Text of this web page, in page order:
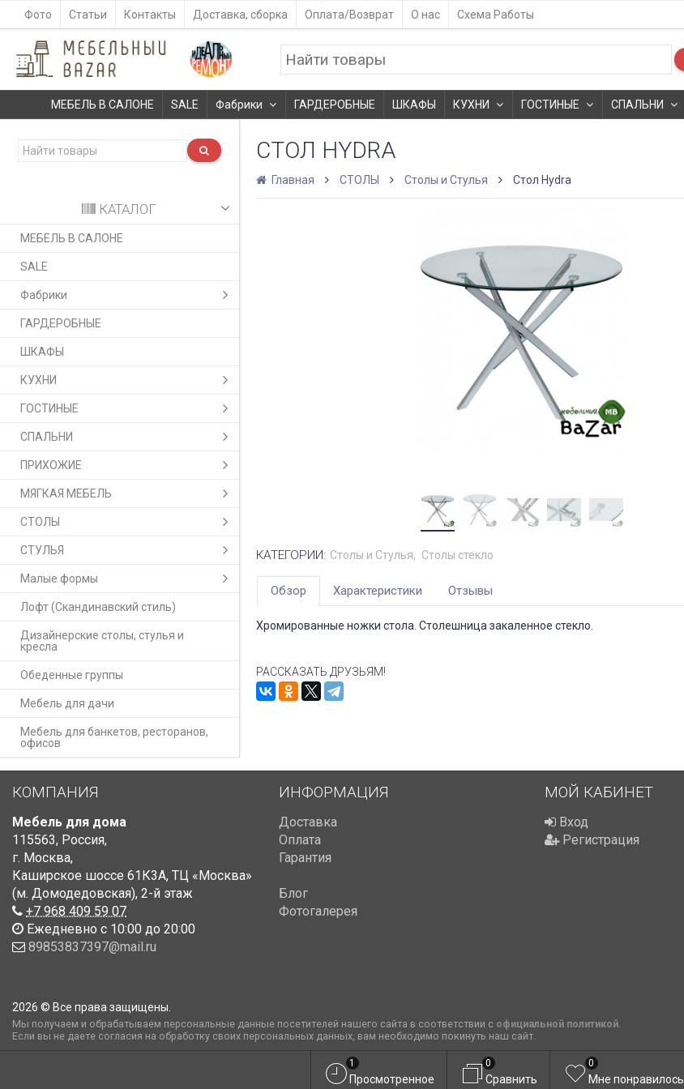
Фото Статьи Контакты Доставка, сборка Оплата/Возврат О нас Схема Работы
МЕБЕЛЬ В САЛОНЕ SALE Фабрики ГАРДЕРОБНЫЕ ШКАФЫ КУХНИ ГОСТИНЫЕ СПАЛЬНИ
КАТАЛОГ
МЕБЕЛЬ В САЛОНЕ
SALE
Фабрики
ГАРДЕРОБНЫЕ
ШКАФЫ
КУХНИ
ГОСТИНЫЕ
СПАЛЬНИ
ПРИХОЖИЕ
МЯГКАЯ МЕБЕЛЬ
СТОЛЫ
СТУЛЬЯ
Малые формы
Лофт (Скандинавский стиль)
Дизайнерские столы, стулья и
кресла
Обеденные группы
Мебель для дачи
Мебель для банкетов, ресторанов,
офисов
СТОЛ HYDRA
Главная СТОЛЫ Столы и Стулья Стол Hydra
КАТЕГОРИИ: Столы и Стулья Столы стекло
Обзор Характеристики Отзывы
Хромированные ножки стола. Столешница закаленное стекло.
РАССКАЗАТЬ ДРУЗЬЯМ!
КОМПАНИЯ
Мебель для дома
115563, Россия,
г. Москва,
Каширское шоссе 61К3А, ТЦ «Москва»
(м. Домодедовская), 2-й этаж
+7 968 409 59 07
Ежедневно с 10:00 до 20:00
89853837397@mail.ru
ИНФОРМАЦИЯ
Доставка
Оплата
Гарантия
Блог
Фотогалерея
МОЙ КАБИНЕТ
Вход
Регистрация
2026 © Все права защищены.
Мы получаем и обрабатываем персональные данные посетителей нашего сайта в соответствии с официальной политикой.
Если вы не даете согласия на обработку своих персональных данных, вам необходимо покинуть наш сайт.
Просмотренное
1
Сравнить
0
Мне понравилось
0